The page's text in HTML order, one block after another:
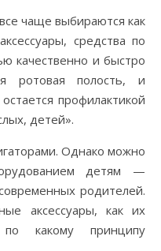
все чаще выбираются как
средства по
качественно и быстро
ротовая полость, и
профилактикой
детей».
Однако можно
детям —
родителей.
аксессуары, как их
какому принципу